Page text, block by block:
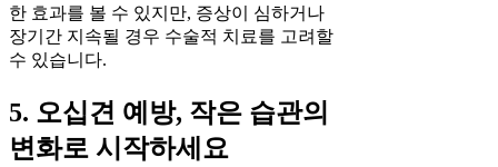
한 효과를 볼 수 있지만, 증상이 심하거나
장기간 지속될 경우 수술적 치료를 고려할
수 있습니다.
5. 오십견 예방, 작은 습관의
변화로 시작하세요